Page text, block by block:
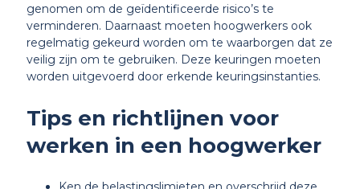
genomen om de geïdentificeerde risico’s te
verminderen. Daarnaast moeten hoogwerkers ook
regelmatig gekeurd worden om te waarborgen dat ze
veilig zijn om te gebruiken. Deze keuringen moeten
worden uitgevoerd door erkende keuringsinstanties.
Tips en richtlijnen voor
werken in een hoogwerker